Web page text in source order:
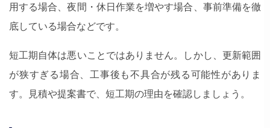
用する場合、夜間・休日作業を増やす場合、事前準備を徹
底している場合などです。
短工期自体は悪いことではありません。しかし、更新範囲
が狭すぎる場合、工事後も不具合が残る可能性がありま
す。見積や提案書で、短工期の理由を確認しましょう。